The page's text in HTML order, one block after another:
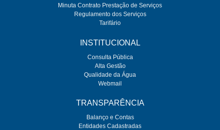
Minuta Contrato Prestação de Serviços
Regulamento dos Serviços
Tarifário
INSTITUCIONAL
Consulta Pública
Alta Gestão
Qualidade da Água
Webmail
TRANSPARÊNCIA
Balanço e Contas
Entidades Cadastradas